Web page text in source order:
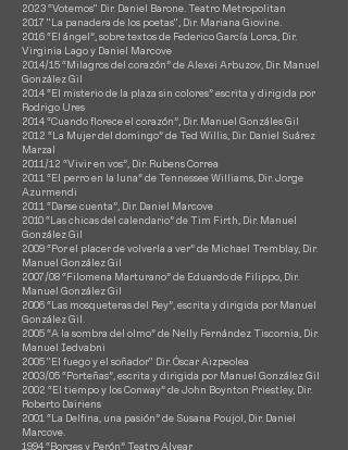
2023 “Votemos" Dir. Daniel Barone. Teatro Metropolitan
2017 "La panadera de los poetas", Dir. Mariana Giovine.
2016 “El ángel”, sobre textos de Federico García Lorca, Dir.
Virginia Lago y Daniel Marcove
2014/15 “Milagros del corazón” de Alexei Arbuzov, Dir. Manuel
González Gil
2014 “El misterio de la plaza sin colores” escrita y dirigida por
Rodrigo Ures
2014 “Cuando florece el corazón”, Dir. Manuel Gonzáles Gil
2012 “La Mujer del domingo” de Ted Willis, Dir. Daniel Suárez
Marzal
2011/12 “Vivir en vos”, Dir. Rubens Correa
2011 “El perro en la luna” de Tennessee Williams, Dir. Jorge
Azurmendi
2011 “Darse cuenta”, Dir. Daniel Marcove
2010 “Las chicas del calendario” de Tim Firth, Dir. Manuel
González Gil
2009 “Por el placer de volverla a ver” de Michael Tremblay, Dir.
Manuel González Gil
2007/08 “Filomena Marturano” de Eduardo de Filippo, Dir.
Manuel González Gil
2006 “Las mosqueteras del Rey”, escrita y dirigida por Manuel
González Gil.
2005 “A la sombra del olmo” de Nelly Fernández Tiscornia, Dir.
Manuel Iedvabni
2005 "El fuego y el soñador" Dir. Óscar Aizpeolea
2003/05 “Porteñas”, escrita y dirigida por Manuel González Gil
2002 “El tiempo y los Conway” de John Boynton Priestley, Dir.
Roberto Dairiens
2001 “La Delfina, una pasión” de Susana Poujol, Dir. Daniel
Marcove.
1994 “Borges y Perón” Teatro Alvear